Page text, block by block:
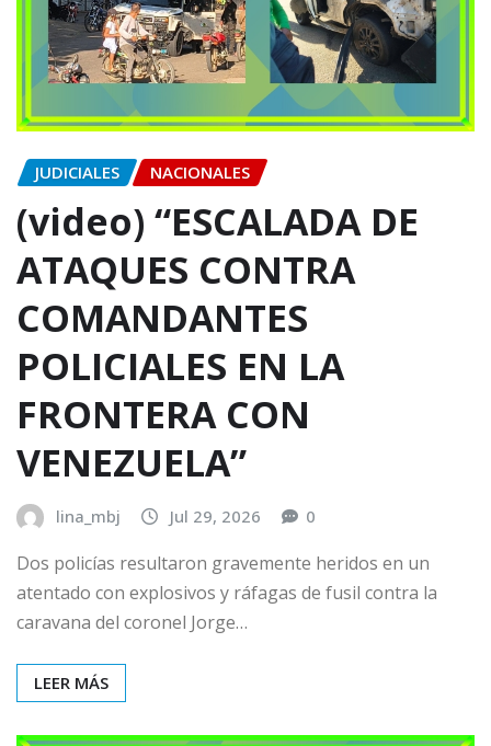
JUDICIALES NACIONALES
(video) “ESCALADA DE
ATAQUES CONTRA
COMANDANTES
POLICIALES EN LA
FRONTERA CON
VENEZUELA”
lina_mbj Jul 29, 2026 0
Dos policías resultaron gravemente heridos en un
atentado con explosivos y ráfagas de fusil contra la
caravana del coronel Jorge…
LEER MÁS